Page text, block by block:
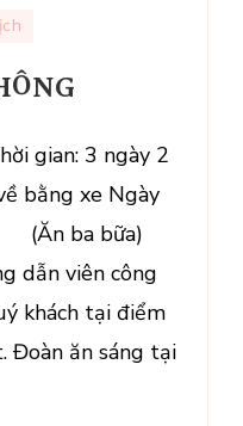
gian: 3 ngày 2
bằng xe Ngày
(Ăn ba bữa)
dẫn viên công
khách tại điểm
Đoàn ăn sáng tại